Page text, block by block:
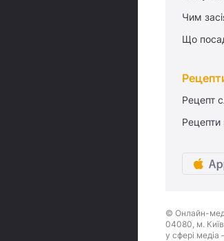
Чим
Що
Рецепт
Рецепти
© Онлайн-
04080, м.
у сфері